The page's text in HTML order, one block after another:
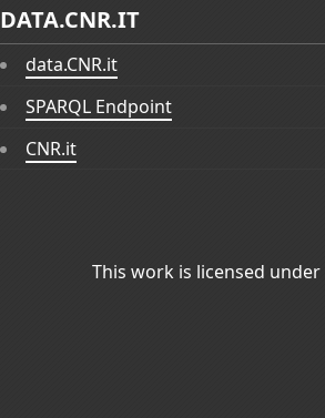
DATA.CNR.IT
data.CNR.it
SPARQL Endpoint
CNR.it
This work is licensed under